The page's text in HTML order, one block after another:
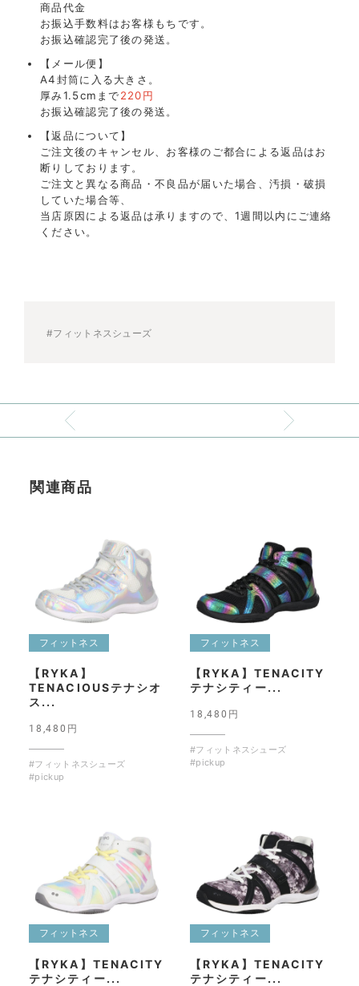
商品代金
お振込手数料はお客様もちです。
お振込確認完了後の発送。
【メール便】
A4封筒に入る大きさ。
厚み1.5cmまで220円
お振込確認完了後の発送。
【返品について】
ご注文後のキャンセル、お客様のご都合による返品はお
断りしております。
ご注文と異なる商品・不良品が届いた場合、汚損・破損
していた場合等、
当店原因による返品は承りますので、1週間以内にご連絡
ください。
#フィットネスシューズ
関連商品
フィットネス
【RYKA】
TENACIOUSテナシオ
ス...
18,480円
#フィットネスシューズ
#pickup
フィットネス
【RYKA】TENACITY
テナシティー...
18,480円
#フィットネスシューズ
#pickup
フィットネス
【RYKA】TENACITY
テナシティー...
フィットネス
【RYKA】TENACITY
テナシティー...